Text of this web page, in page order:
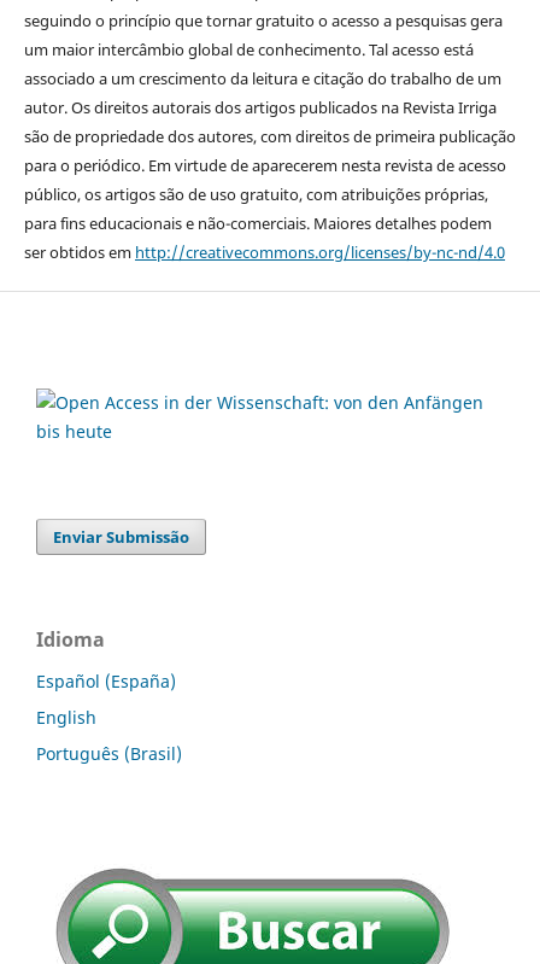
seguindo o princípio que tornar gratuito o acesso a pesquisas gera
um maior intercâmbio global de conhecimento. Tal acesso está
associado a um crescimento da leitura e citação do trabalho de um
autor. Os direitos autorais dos artigos publicados na Revista Irriga
são de propriedade dos autores, com direitos de primeira publicação
para o periódico. Em virtude de aparecerem nesta revista de acesso
público, os artigos são de uso gratuito, com atribuições próprias,
para fins educacionais e não-comerciais. Maiores detalhes podem
ser obtidos em http://creativecommons.org/licenses/by-nc-nd/4.0
Enviar Submissão
Idioma
Español (España)
English
Português (Brasil)